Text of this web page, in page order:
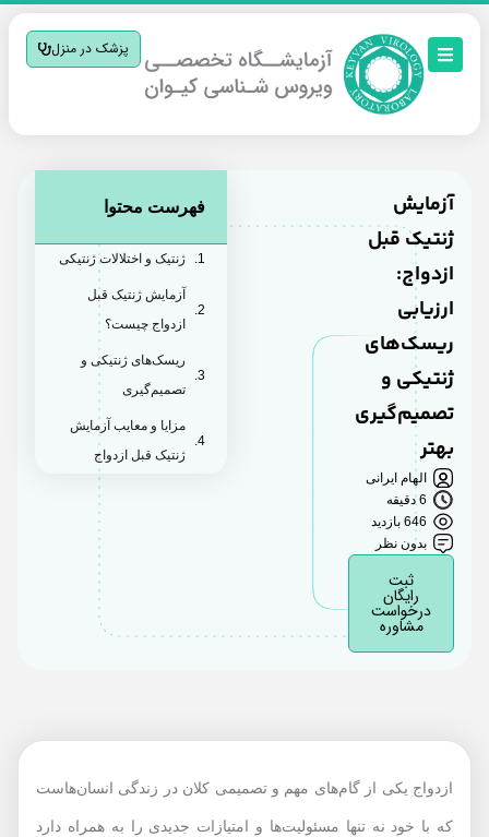
پزشک در منزل
آزمایش
ژنتیک قبل
ازدواج:
ارزیابی
ریسک‌های
ژنتیکی و
تصمیم‌گیری
الهام ایرانی
6 دقیقه
646 بازدید
بدون نظر
رایگان
درخواست
مشاوره
فهرست محتوا
ژنتیک و اختلالات ژنتیکی
آزمایش ژنتیک قبل
ازدواج چیست؟
ریسک‌های ژنتیکی و
تصمیم‌گیری
مزایا و معایب آزمایش
ژنتیک قبل ازدواج
ازدواج یکی از گام‌های مهم و تصمیمی کلان در زندگی انسان‌هاست
که با خود نه تنها مسئولیت‌ها و امتیازات جدیدی را به همراه دارد